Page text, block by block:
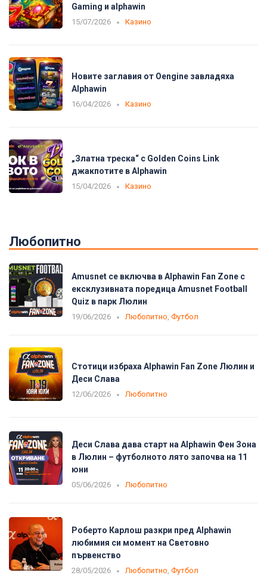
Gaming и alphawin
15/07/2026 Казино
Новите заглавия от Oengine завладяха
Alphawin
16/04/2026 Казино
„Златна треска“ с Golden Coins Link
джакпотите в Alphawin
15/04/2026 Казино
Любопитно
Amusnet се включва в Alphawin Fan Zone с
ексклузивната поредица Amusnet Football
Quiz в парк Люлин
19/06/2026 Любопитно Футбол
Стотици избраха Alphawin Fan Zone Люлин и
Деси Слава
12/06/2026 Любопитно
Деси Слава дава старт на Alphawin Фен Зона
в Люлин – футболното лято започва на 11
юни
05/06/2026 Любопитно
Роберто Карлош разкри пред Alphawin
любимия си момент на Световно
първенство
28/05/2026 Любопитно Футбол